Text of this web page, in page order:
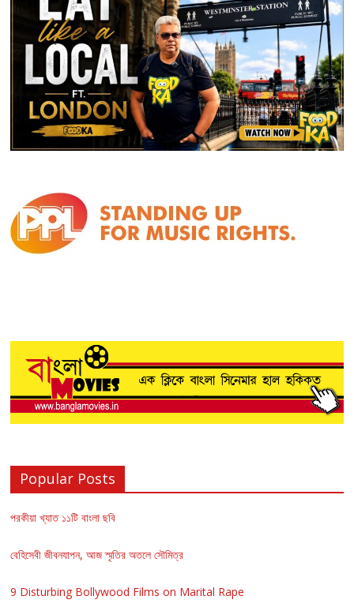
Popular Posts
পরকীয়া খ্যাত ১১টি বাংলা ছবি
বেহিসেবী জীবনযাপন, আজ স্মৃতির অতলে সৌমিত্র
9 Disturbing Bollywood Films on Marital Rape